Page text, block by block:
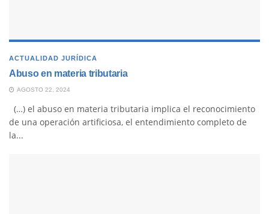
ACTUALIDAD JURÍDICA
Abuso en materia tributaria
AGOSTO 22, 2024
(…) el abuso en materia tributaria implica el reconocimiento
de una operación artificiosa, el entendimiento completo de
la...